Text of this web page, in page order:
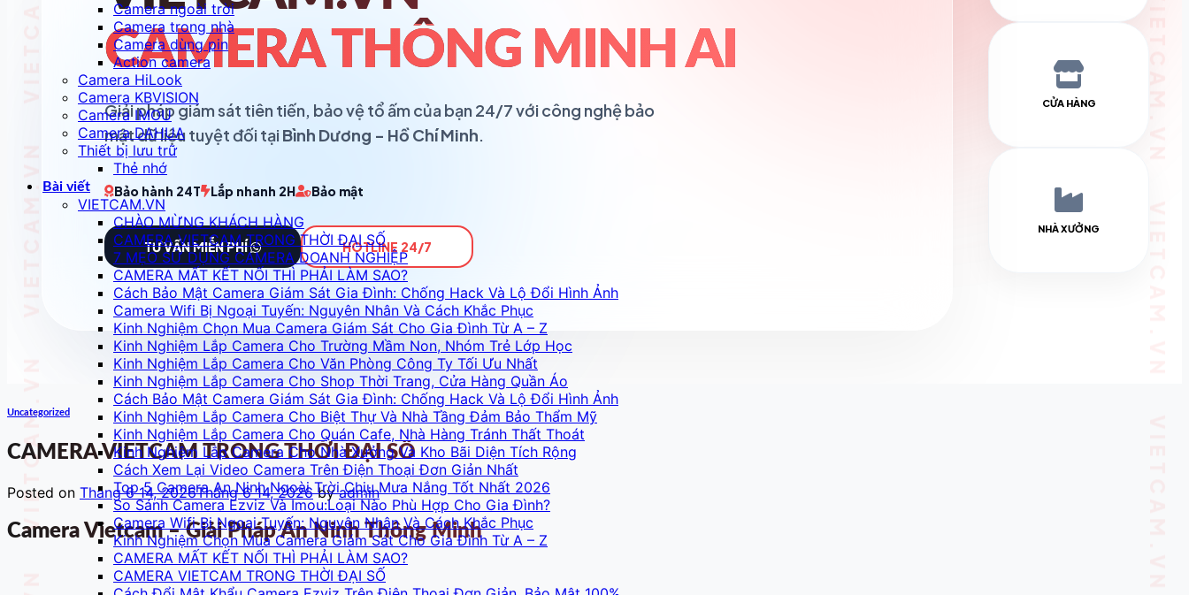
Camera ngoài trời
Camera trong nhà
Camera dùng pin
Action camera
Camera HiLook
Camera KBVISION
Camera IMOU
Camera DAHUA
Thiết bị lưu trữ
Thẻ nhớ
Bài viết
VIETCAM.VN
CHÀO MỪNG KHÁCH HÀNG
CAMERA VIETCAM TRONG THỜI ĐẠI SỐ
7 MẸO SỬ DỤNG CAMERA DOANH NGHIỆP
CAMERA MẤT KẾT NỐI THÌ PHẢI LÀM SAO?
Cách Bảo Mật Camera Giám Sát Gia Đình: Chống Hack Và Lộ Đổi Hình Ảnh
Camera Wifi Bị Ngoại Tuyến: Nguyên Nhân Và Cách Khắc Phục
Kinh Nghiệm Chọn Mua Camera Giám Sát Cho Gia Đình Từ A – Z
Kinh Nghiệm Lắp Camera Cho Trường Mầm Non, Nhóm Trẻ Lớp Học
Kinh Nghiệm Lắp Camera Cho Văn Phòng Công Ty Tối Ưu Nhất
Kinh Nghiệm Lắp Camera Cho Shop Thời Trang, Cửa Hàng Quần Áo
Cách Bảo Mật Camera Giám Sát Gia Đình: Chống Hack Và Lộ Đổi Hình Ảnh
Kinh Nghiệm Lắp Camera Cho Biệt Thự Và Nhà Tầng Đảm Bảo Thẩm Mỹ
Kinh Nghiệm Lắp Camera Cho Quán Cafe, Nhà Hàng Tránh Thất Thoát
Kinh Nghiệm Lắp Camera Cho Nhà Xưởng Và Kho Bãi Diện Tích Rộng
Cách Xem Lại Video Camera Trên Điện Thoại Đơn Giản Nhất
Top 5 Camera An Ninh Ngoài Trời Chịu Mưa Nắng Tốt Nhất 2026
So Sánh Camera Ezviz Và Imou:Loại Nào Phù Hợp Cho Gia Đình?
Camera Wifi Bị Ngoại Tuyến: Nguyên Nhân Và Cách Khắc Phục
Kinh Nghiệm Chọn Mua Camera Giám Sát Cho Gia Đình Từ A – Z
CAMERA MẤT KẾT NỐI THÌ PHẢI LÀM SAO?
CAMERA VIETCAM TRONG THỜI ĐẠI SỐ
CAMERA THÔNG MINH AI
Giải pháp giám sát tiên tiến, bảo vệ tổ ấm của bạn 24/7 với công nghệ bảo
mật dữ liệu tuyệt đối tại Bình Dương - Hồ Chí Minh.
Bảo hành 24T Lắp nhanh 2H Bảo mật
TƯ VẤN MIỄN PHÍ HOTLINE 24/7
CỬA HÀNG
NHÀ XƯỞNG
Uncategorized
CAMERA VIETCAM TRONG THỜI ĐẠI SỐ
Posted on Tháng 6 14, 2026Tháng 6 14, 2026byadmin
Camera Vietcam – Giải Pháp An Ninh Thông Minh